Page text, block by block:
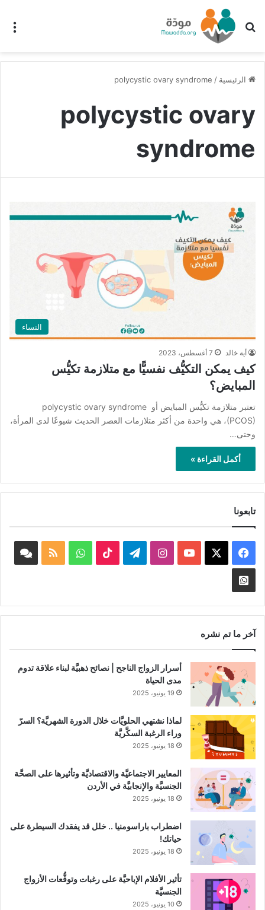
بحث عن
الرئيسية /
polycystic ovary syndrome
polycystic ovary
syndrome
النساء
أية خالد 7 أغسطس، 2023
كيف يمكن التكيُّف نفسيًّا مع متلازمة تكيُّس
المبايض؟
تعتبر متلازمة تكيُّس المبايض أو polycystic ovary syndrome
(PCOS)، هي واحدة من أكثر متلازمات العصر الحديث شيوعًا لدى المرأة،
وحتى…
أكمل القراءة »
تابعونا
فيسبوك ‫YouTubeانستقرامتيلقرام ‫TikTokواتسابملخص
Whatsapp
Channel
آخر ما تم نشره
أسرار الزواج الناجح | نصائح ذهبيَّة لبناء علاقة تدوم
مدى الحياة
19 يونيو، 2025
لماذا نشتهي الحلويَّات خلال الدورة الشهريَّة؟ السرّ
وراء الرغبة السكَّريَّة
18 يونيو، 2025
المعايير الاجتماعيَّة والاقتصاديَّة وتأثيرها على الصحَّة
الجنسيَّة والإنجابيَّة في الأردن
18 يونيو، 2025
اضطراب باراسومنيا .. خلل قد يفقدك السيطرة على
حياتك!
18 يونيو، 2025
تأثير الأفلام الإباحيَّة على رغبات وتوقُّعات الأزواج
الجنسيَّة
10 يونيو، 2025